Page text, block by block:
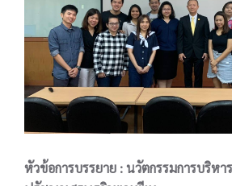
หัวข้อการบรรยาย : นวัตกรรมการบริห